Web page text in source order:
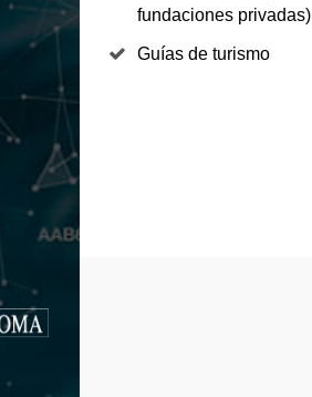
fundaciones privadas)
Guías de turismo